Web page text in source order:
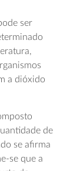
ser
a dióxido
de
se afirma
se que a